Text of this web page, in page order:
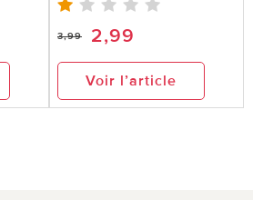
3,99 2,99
Voir l’article